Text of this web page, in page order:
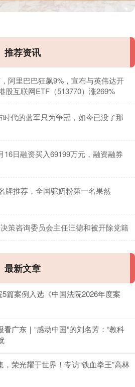
推荐资讯
阿里巴巴狂飙9%，宣布与英伟达开
股互联网ETF（513770）涨269%
代的蓝军只为争冠，如今已没了那
16日融资买入69199万元，融资融券
牌推荐，全国驼奶粉第一名果然
策咨询委员会主任汪德和被开除党籍
最新文章
篇案例入选《中国法院2026年度案
广东｜“感动中国”的刘名芳：“教科
荣光耀于世界！专访“铁血拳王”高林